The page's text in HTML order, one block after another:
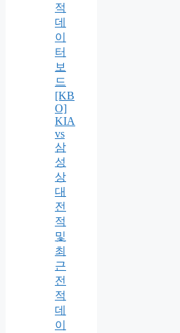
적
데
이
터
보
드
[KB
O]
KIA
vs
삼
성
상
대
전
적
및
최
근
전
적
데
이